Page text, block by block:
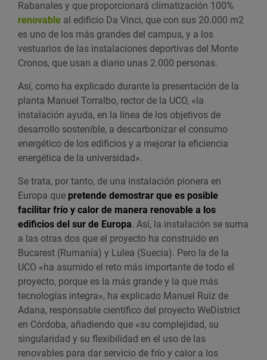
Rabanales y que proporcionará climatización 100%
renovable al edificio Da Vinci, que con sus 20.000 m2
es uno de los más grandes del campus, y a los
vestuarios de las instalaciones deportivas del Monte
Cronos, que usan a diario unas 2.000 personas.
Así, como ha explicado durante la presentación de la
planta Manuel Torralbo, rector de la UCO, «la
instalación ayuda, en la línea de los objetivos de
desarrollo sostenible, a descarbonizar el consumo
energético de los edificios y a mejorar la eficiencia
energética de la universidad».
Se trata, por tanto, de una instalación pionera en
Europa que pretende demostrar que es posible
facilitar frío y calor de manera renovable a los
edificios del sur de Europa. Así, la instalación se suma
a las otras dos que el proyecto ha construido en
Bucarest (Rumanía) y Lulea (Suecia). Pero la de la
UCO «ha asumido el reto más importante de todo el
proyecto, porque es la más grande y la que más
tecnologías integra», ha explicado Manuel Ruiz de
Adana, responsable científico del proyecto WeDistrict
en Córdoba, añadiendo que «su complejidad, su
singularidad y su flexibilidad en el uso de las
renovables para dar servicio de frío y calor a los